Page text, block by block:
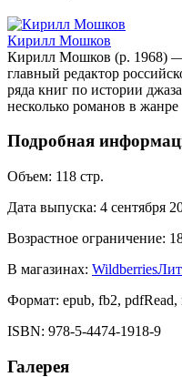
Кирилл Мошков
Кирилл Мошков (р. 1968)
главный редактор
ряда книг по истории
несколько романов в
Подробная
Объем: 118 стр.
Дата выпуска: 4 сентября
Возрастное ограничение:
В магазинах: Wildberries
Формат: epub, fb2, pdfRead,
ISBN: 978-5-4474-1918-9
Галерея